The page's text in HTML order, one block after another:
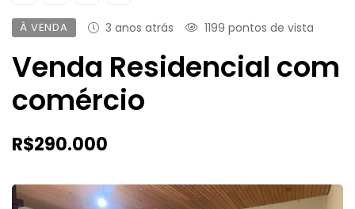
À VENDA 3 anos atrás 1199 pontos de vista
Venda Residencial com
comércio
R$290.000